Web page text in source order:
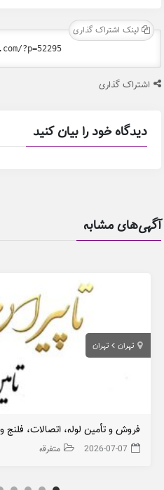
لینک اشتراک گذاری
اشتراک گذاری
دیدگاه خود را بیان کنید
آگهی‌های مشابه
تهران تهران
2026-07-07 متفرقه